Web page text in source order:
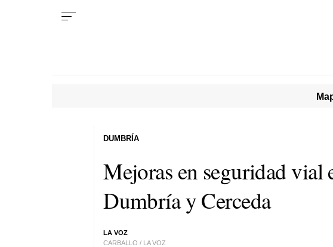
Mejoras en seguridad vial
Dumbría y Cerceda
LA VOZ
CARBALLO / LA VOZ
DUMBRÍA